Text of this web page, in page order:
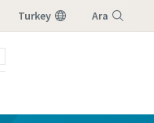
Turkey Ara